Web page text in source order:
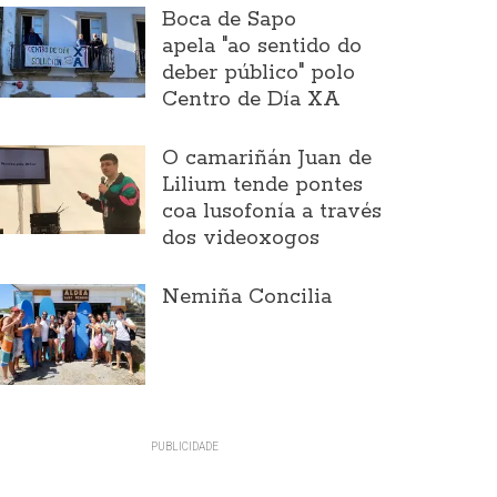
Boca de Sapo
apela "ao sentido do
deber público" polo
Centro de Día XA
O camariñán Juan de
Lilium tende pontes
coa lusofonía a través
dos videoxogos
Nemiña Concilia